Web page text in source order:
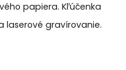
papiera. Kľúčenka
laserové gravírovanie.